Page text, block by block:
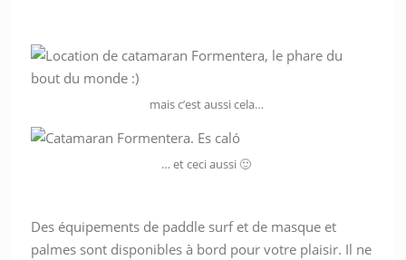
mais c’est aussi cela…
… et ceci aussi 🙂
Des équipements de paddle surf et de masque et
palmes sont disponibles à bord pour votre plaisir. Il ne